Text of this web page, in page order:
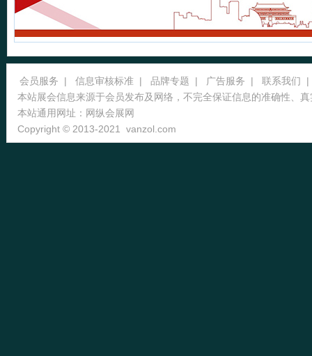
会员服务 | 信息审核标准 | 品牌专题 | 广告服务 | 联系我们
|
本站展会信息来源于会员发布及网络，不完全保证信息的准确性、
本站通用网址： 网纵会展网
Copyright © 2013-2021 vanzol.com